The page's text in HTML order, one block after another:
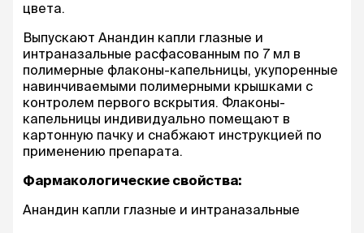
цвета.
Выпускают Анандин капли глазные и
интраназальные расфасованным по 7 мл в
полимерные флаконы-капельницы, укупоренные
навинчиваемыми полимерными крышками с
контролем первого вскрытия. Флаконы-
капельницы индивидуально помещают в
картонную пачку и снабжают инструкцией по
применению препарата.
Фармакологические свойства:
Анандин капли глазные и интраназальные